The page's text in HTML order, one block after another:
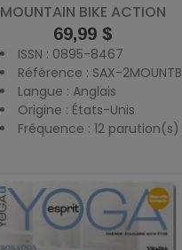
MOUNTAIN BIKE ACTION
Prix
69,99 $
ISSN : 0895-8467
Référence : SAX-2MOUNTB
Langue : Anglais
Origine : États-Unis
Fréquence : 12 parution(s)